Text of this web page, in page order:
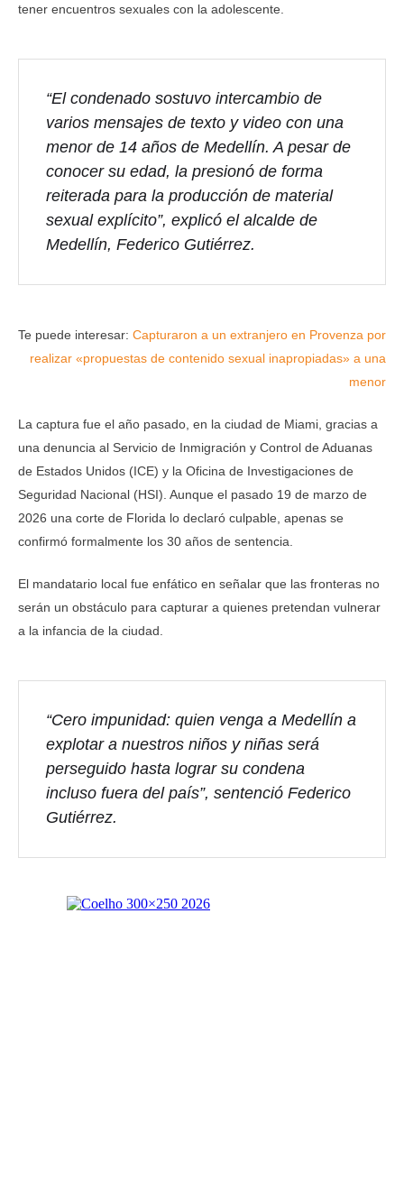
tener encuentros sexuales con la adolescente.
“El condenado sostuvo intercambio de
varios mensajes de texto y video con una
menor de 14 años de Medellín. A pesar de
conocer su edad, la presionó de forma
reiterada para la producción de material
sexual explícito”, explicó el alcalde de
Medellín, Federico Gutiérrez.
Te puede interesar: Capturaron a un extranjero en Provenza por
realizar «propuestas de contenido sexual inapropiadas» a una
menor
La captura fue el año pasado, en la ciudad de Miami, gracias a
una denuncia al Servicio de Inmigración y Control de Aduanas
de Estados Unidos (ICE) y la Oficina de Investigaciones de
Seguridad Nacional (HSI). Aunque el pasado 19 de marzo de
2026 una corte de Florida lo declaró culpable, apenas se
confirmó formalmente los 30 años de sentencia.
El mandatario local fue enfático en señalar que las fronteras no
serán un obstáculo para capturar a quienes pretendan vulnerar
a la infancia de la ciudad.
“Cero impunidad: quien venga a Medellín a
explotar a nuestros niños y niñas será
perseguido hasta lograr su condena
incluso fuera del país”, sentenció Federico
Gutiérrez.